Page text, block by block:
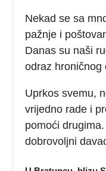
Nekad se sa
pažnje i
Danas su naši
odraz hroničnog
Uprkos svemu,
vrijedno rade i
pomoći
dobrovoljni